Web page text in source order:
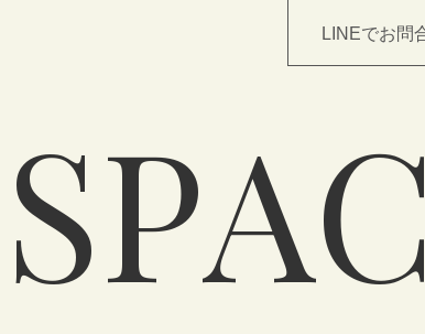
LINEでお問
SPAC
TOP
NEWS